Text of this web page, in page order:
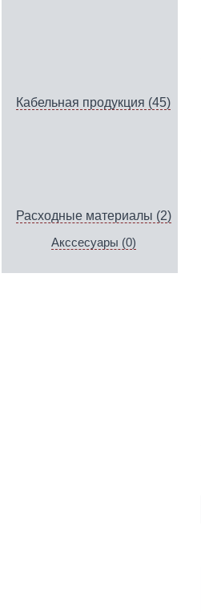
Кабельная продукция (45)
Расходные материалы (2)
Акссесуары (0)